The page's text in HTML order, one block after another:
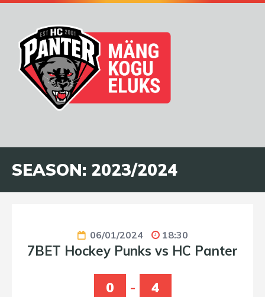
SEASON: 2023/2024
06/01/2024 18:30
7BET Hockey Punks vs HC Panter
0 - 4